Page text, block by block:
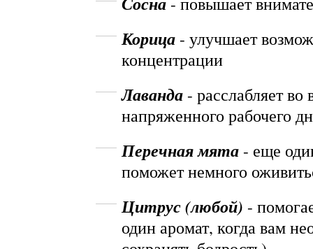
Корица - улучшает
концентрации
Лаванда - расслабляет во
напряженного рабочего
Перечная мята - еще
поможет немного
Цитрус (любой) -
один аромат, когда вам